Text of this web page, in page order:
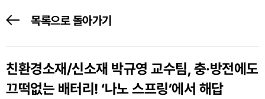
목록으로 돌아가기
친환경소재/신소재 박규영 교수팀, 충·방전에도
끄떡없는 배터리! ‘나노 스프링’에서 해답